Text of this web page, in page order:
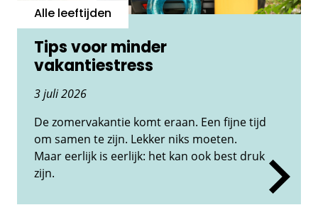
Tips voor minder
vakantiestress
Alle leeftijden
3 juli 2026
De zomervakantie komt eraan. Een fijne tijd
om samen te zijn. Lekker niks moeten.
Maar eerlijk is eerlijk: het kan ook best druk
zijn.